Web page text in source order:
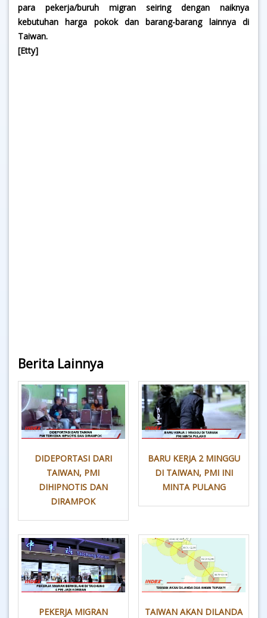
para pekerja/buruh migran seiring dengan naiknya
kebutuhan harga pokok dan barang-barang lainnya di
Taiwan.
[Etty]
Berita Lainnya
DIDEPORTASI DARI
TAIWAN, PMI
DIHIPNOTIS DAN
DIRAMPOK
BARU KERJA 2 MINGGU
DI TAIWAN, PMI INI
MINTA PULANG
PEKERJA MIGRAN
TAIWAN AKAN DILANDA